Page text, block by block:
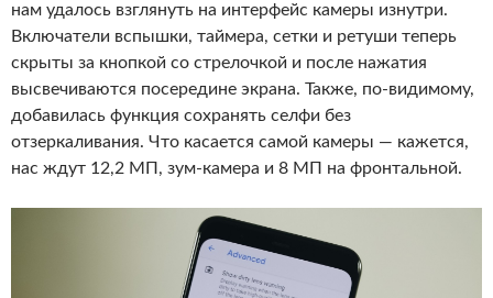
нам удалось взглянуть на интерфейс камеры изнутри.
Включатели вспышки, таймера, сетки и ретуши теперь
скрыты за кнопкой со стрелочкой и после нажатия
высвечиваются посередине экрана. Также, по-видимому,
добавилась функция сохранять селфи без
отзеркаливания. Что касается самой камеры — кажется,
нас ждут 12,2 МП, зум-камера и 8 МП на фронтальной.